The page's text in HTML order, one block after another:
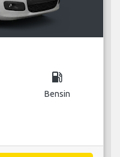
local_gas_station
Bensin